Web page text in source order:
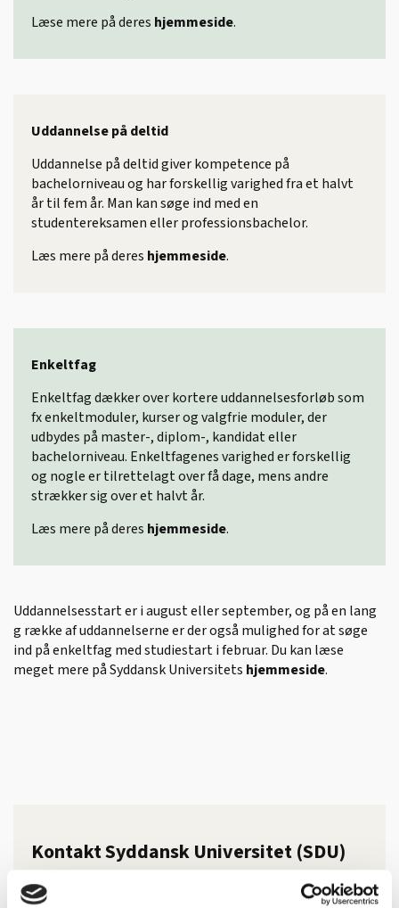
Læse mere på deres hjemmeside.
Uddannelse på deltid
Uddannelse på deltid giver kompetence på
bachelorniveau og har forskellig varighed fra et halvt
år til fem år. Man kan søge ind med en
studentereksamen eller professionsbachelor.
Læs mere på deres hjemmeside.
Enkeltfag
Enkeltfag dækker over kortere uddannelsesforløb som
fx enkeltmoduler, kurser og valgfrie moduler, der
udbydes på master-, diplom-, kandidat eller
bachelorniveau. Enkeltfagenes varighed er forskellig
og nogle er tilrettelagt over få dage, mens andre
strækker sig over et halvt år.
Læs mere på deres hjemmeside.
Uddannelsesstart er i august eller september, og på en lang
g række af uddannelserne er der også mulighed for at søge
ind på enkeltfag med studiestart i februar. Du kan læse
meget mere på Syddansk Universitets hjemmeside.
Kontakt Syddansk Universitet (SDU)
Campusvej 55, 5230 Odense M